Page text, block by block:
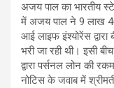
अजय पाल का भारतीय
में अजय पाल ने 9 लाख
आई लाइफ इंश्योरेंस द्वारा
भरी जा रही थी। इसी
द्वारा पर्सनल लोन की
नोटिस के जवाब में